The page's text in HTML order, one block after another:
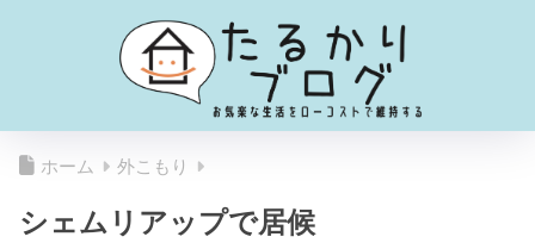
ホーム 外こもり
シェムリアップで居候